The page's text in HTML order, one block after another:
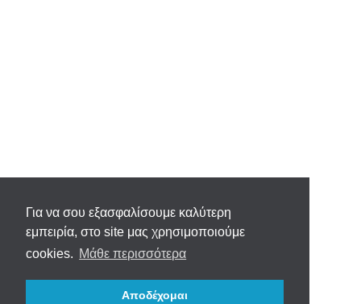
Για να σου εξασφαλίσουμε καλύτερη
εμπειρία, στο site μας χρησιμοποιούμε
cookies. Μάθε περισσότερα
Αποδέχομαι